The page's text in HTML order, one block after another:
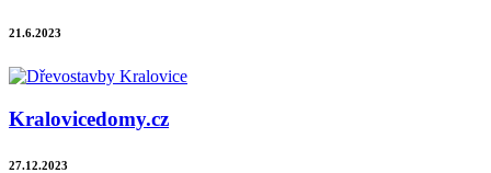
21.6.2023
Kralovicedomy.cz
27.12.2023